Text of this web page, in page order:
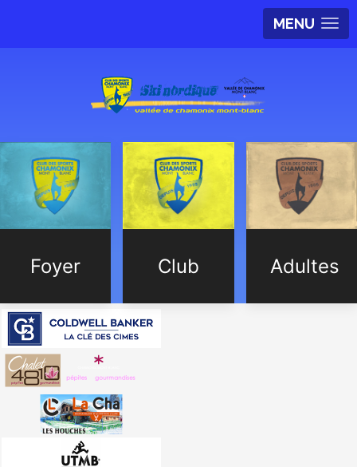
MENU
Foyer Club Adultes